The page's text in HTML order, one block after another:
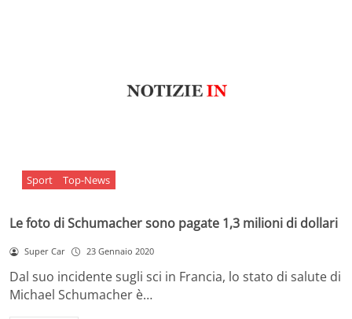
Sport Top-News
Le foto di Schumacher sono pagate 1,3 milioni di dollari
Super Car 23 Gennaio 2020
Dal suo incidente sugli sci in Francia, lo stato di salute di
Michael Schumacher è…